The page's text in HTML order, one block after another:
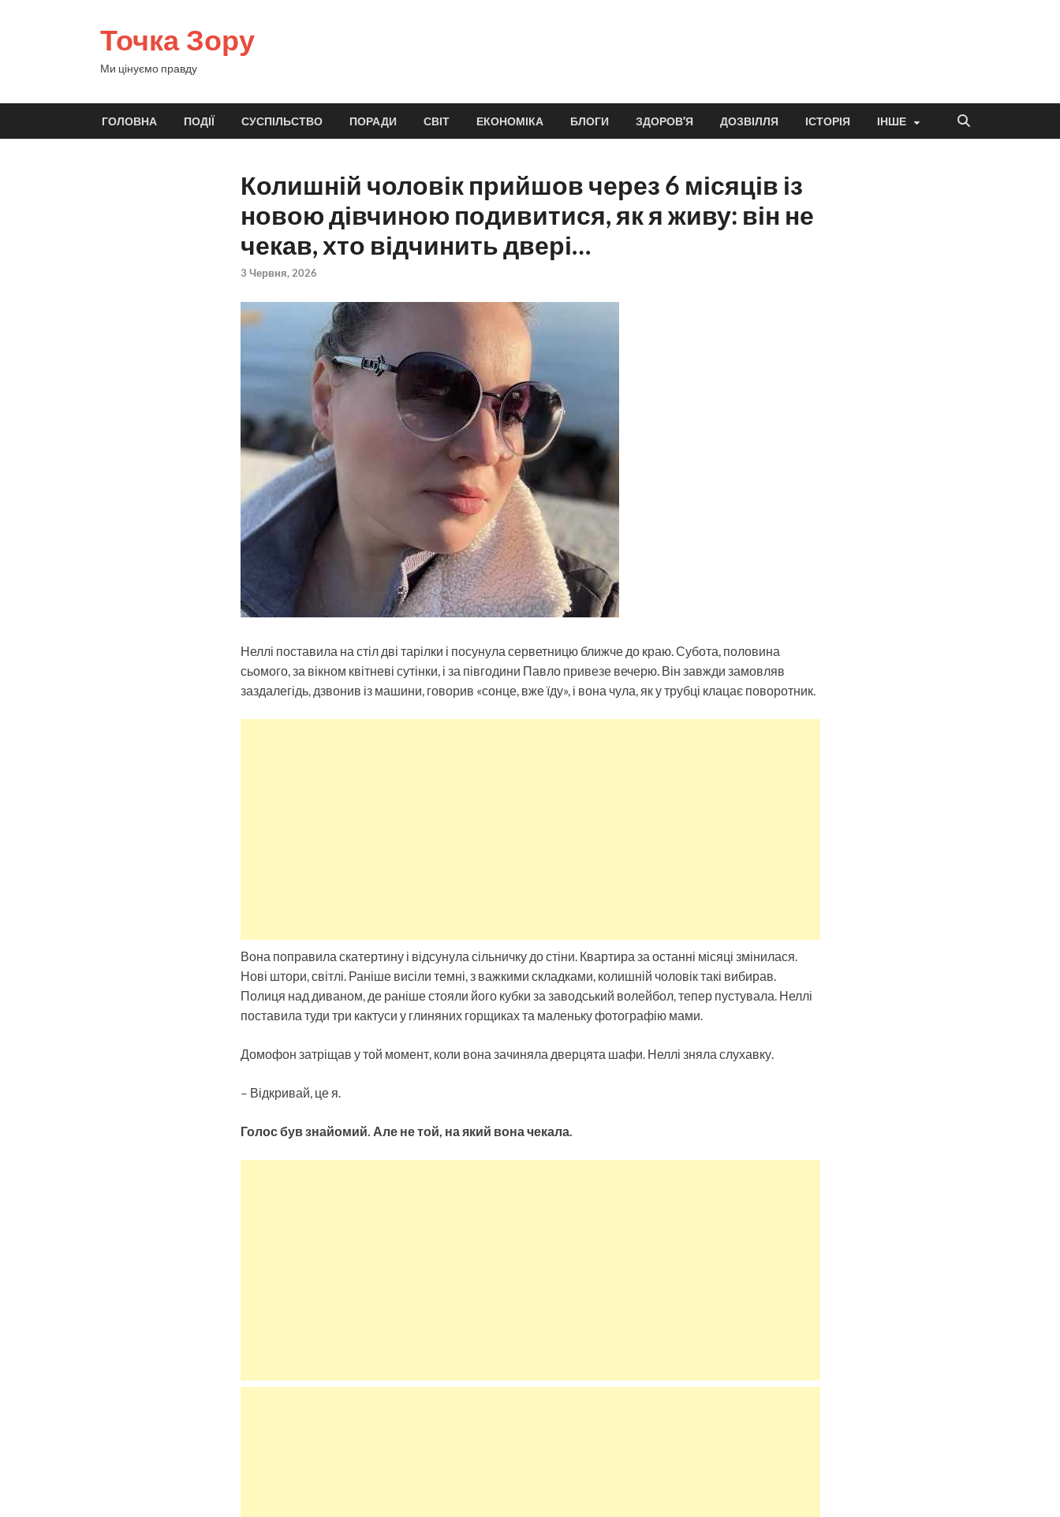
Точка Зору
Ми цінуємо правду
ГОЛОВНА ПОДІЇ СУСПІЛЬСТВО ПОРАДИ СВІТ ЕКОНОМІКА БЛОГИ ЗДОРОВ’Я ДОЗВІЛЛЯ ІСТОРІЯ ІНШЕ
Колишній чоловік прийшов через 6 місяців із
новою дівчиною подивитися, як я живу: він не
чекав, хто відчинить двері…
3 Червня, 2026
Неллі поставила на стіл дві тарілки і посунула серветницю ближче до краю. Субота, половина
сьомого, за вікном квітневі сутінки, і за півгодини Павло привезе вечерю. Він завжди замовляв
заздалегідь, дзвонив із машини, говорив «сонце, вже їду», і вона чула, як у трубці клацає поворотник.
Вона поправила скатертину і відсунула сільничку до стіни. Квартира за останні місяці змінилася.
Нові штори, світлі. Раніше висіли темні, з важкими складками, колишній чоловік такі вибирав.
Полиця над диваном, де раніше стояли його кубки за заводський волейбол, тепер пустувала. Неллі
поставила туди три кактуси у глиняних горщиках та маленьку фотографію мами.
Домофон затріщав у той момент, коли вона зачиняла дверцята шафи. Неллі зняла слухавку.
– Відкривай, це я.
Голос був знайомий. Але не той, на який вона чекала.